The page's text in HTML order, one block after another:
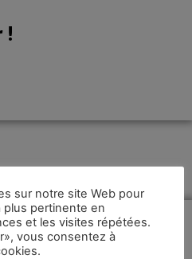
!
sur notre site Web pour
plus pertinente en
et les visites répétées.
vous consentez à